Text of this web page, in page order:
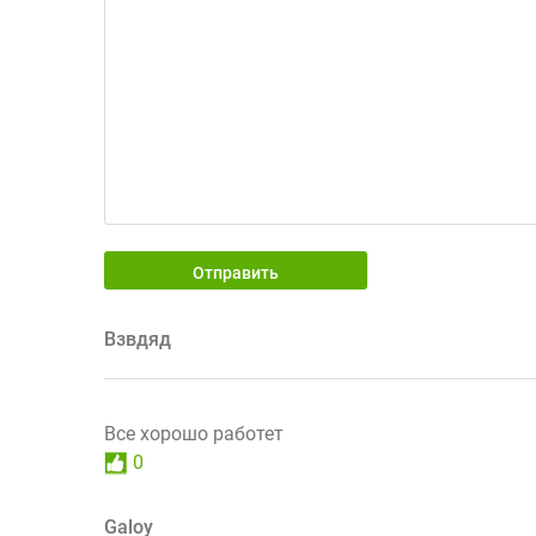
Отправить
Взвдяд
Все хорошо работет
0
Galoy